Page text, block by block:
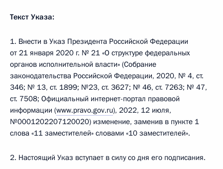
Текст Указа:
1. Внести в Указ Президента Российской Федерации
от 21 января 2020 г. № 21 «О структуре федеральных
органов исполнительной власти» (Собрание
законодательства Российской Федерации, 2020, № 4, ст.
346; № 13, ст. 1899; №23, ст. 3627; № 46, ст. 7263; № 47,
ст. 7508; Официальный интернет-портал правовой
информации (www.pravo.gov.ru), 2022, 12 июля,
№0001202207120020) изменение, заменив в пункте 1
слова «11 заместителей» словами «10 заместителей».
2. Настоящий Указ вступает в силу со дня его подписания.